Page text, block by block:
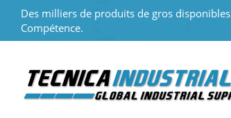
Des milliers de produits de gros
Compétence.